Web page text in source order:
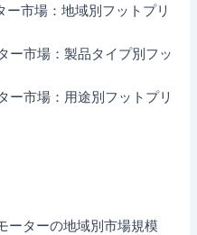
市場：地域別フットプリ
ー市場：製品タイプ別フッ
ー市場：用途別フットプリ
ーターの地域別市場規模